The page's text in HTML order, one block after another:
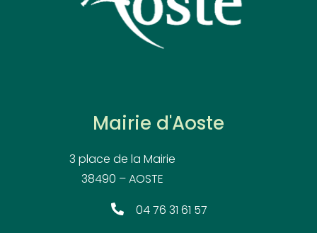
Mairie d'Aoste
3 place de la Mairie
38490 – AOSTE
04 76 31 61 57